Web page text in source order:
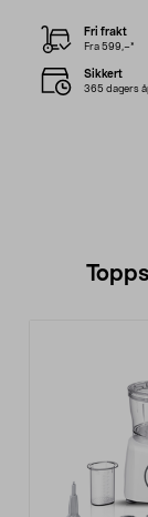
Fri frakt
Fra 599,–*
Sikkert
365 dagers